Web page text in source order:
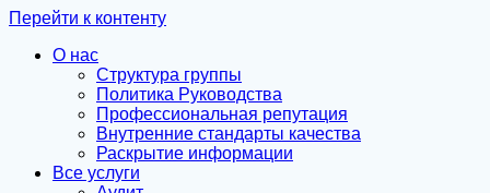
Перейти к контенту
О нас
Структура группы
Политика Руководства
Профессиональная репутация
Внутренние стандарты качества
Раскрытие информации
Все услуги